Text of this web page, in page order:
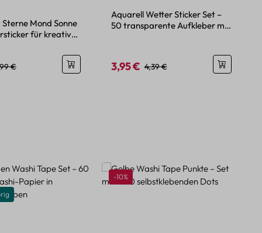
Bewertung von 4.75 von 5 Sternen
Mond Sonne
für kreative
Preis:
€
Aquarell Wetter Sticker Set –
50 transparente Aufkleber mit
Verkaufspreis:
3,95 € Regulärer Preis:
4,39 €
Rabatt
-10%